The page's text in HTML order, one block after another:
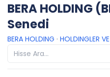
BERA HOLDING
Senedi
BERA HOLDING · HOLDINGLER